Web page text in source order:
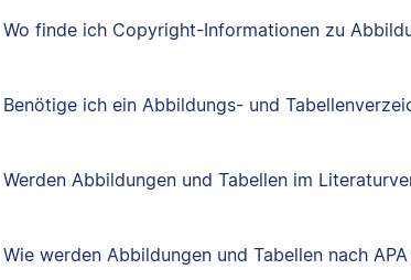
Wo finde ich Copyright-Informationen zu
Benötige ich ein Abbildungs- und
Werden Abbildungen und Tabellen im
Wie werden Abbildungen und Tabellen nach